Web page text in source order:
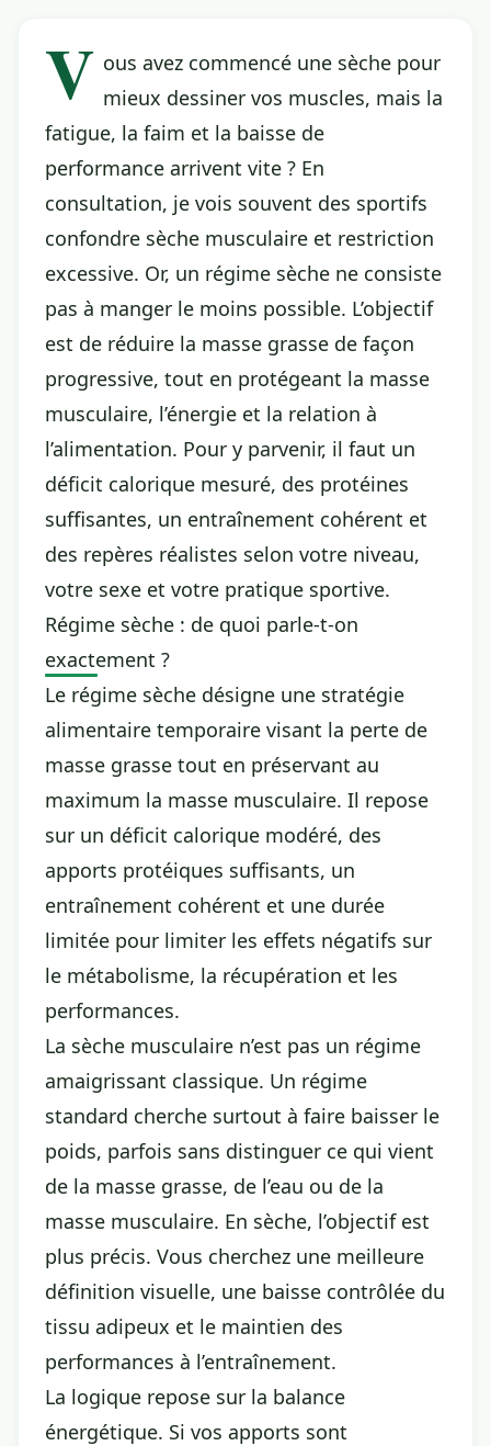
V ous avez commencé une sèche pour
mieux dessiner vos muscles, mais la
fatigue, la faim et la baisse de
performance arrivent vite ? En
consultation, je vois souvent des sportifs
confondre sèche musculaire et restriction
excessive. Or, un régime sèche ne consiste
pas à manger le moins possible. L’objectif
est de réduire la masse grasse de façon
progressive, tout en protégeant la masse
musculaire, l’énergie et la relation à
l’alimentation. Pour y parvenir, il faut un
déficit calorique mesuré, des protéines
suffisantes, un entraînement cohérent et
des repères réalistes selon votre niveau,
votre sexe et votre pratique sportive.
Régime sèche : de quoi parle-t-on
exactement ?
Le régime sèche désigne une stratégie
alimentaire temporaire visant la perte de
masse grasse tout en préservant au
maximum la masse musculaire. Il repose
sur un déficit calorique modéré, des
apports protéiques suffisants, un
entraînement cohérent et une durée
limitée pour limiter les effets négatifs sur
le métabolisme, la récupération et les
performances.
La sèche musculaire n’est pas un régime
amaigrissant classique. Un régime
standard cherche surtout à faire baisser le
poids, parfois sans distinguer ce qui vient
de la masse grasse, de l’eau ou de la
masse musculaire. En sèche, l’objectif est
plus précis. Vous cherchez une meilleure
définition visuelle, une baisse contrôlée du
tissu adipeux et le maintien des
performances à l’entraînement.
La logique repose sur la balance
énergétique. Si vos apports sont